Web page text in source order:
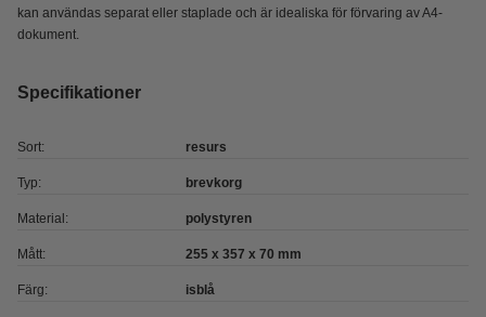
kan användas separat eller staplade och är idealiska för förvaring av A4-
dokument.
Specifikationer
Sort: resurs
Typ: brevkorg
Material: polystyren
Mått: 255 x 357 x 70 mm
Färg: isblå